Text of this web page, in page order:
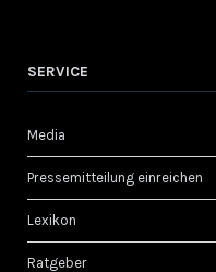
SERVICE
Media
Pressemitteilung einreichen
Lexikon
Ratgeber